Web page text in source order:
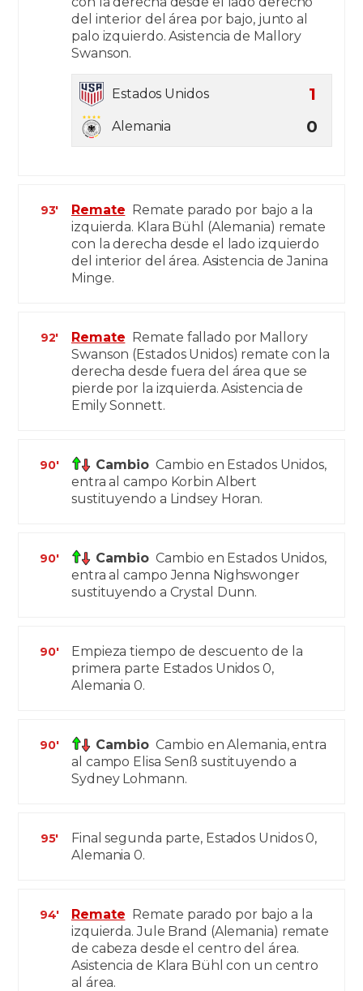
del interior del área por bajo, junto al
palo izquierdo. Asistencia de Mallory
Swanson.
Estados Unidos 1
Alemania 0
93' Remate Remate parado por bajo a la
izquierda. Klara Bühl (Alemania) remate
con la derecha desde el lado izquierdo
del interior del área. Asistencia de Janina
Minge.
92' Remate Remate fallado por Mallory
Swanson (Estados Unidos) remate con la
derecha desde fuera del área que se
pierde por la izquierda. Asistencia de
Emily Sonnett.
90' Cambio Cambio en Estados Unidos,
entra al campo Korbin Albert
sustituyendo a Lindsey Horan.
90' Cambio Cambio en Estados Unidos,
entra al campo Jenna Nighswonger
sustituyendo a Crystal Dunn.
90'
Empieza tiempo de descuento de la
primera parte Estados Unidos 0,
Alemania 0.
90' Cambio Cambio en Alemania, entra
al campo Elisa Senß sustituyendo a
Sydney Lohmann.
95'
Final segunda parte, Estados Unidos 0,
Alemania 0.
94' Remate Remate parado por bajo a la
izquierda. Jule Brand (Alemania) remate
de cabeza desde el centro del área.
Asistencia de Klara Bühl con un centro
al área.